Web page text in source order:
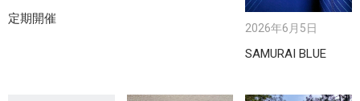
定期開催
2026年6月5日
SAMURAI BLUE